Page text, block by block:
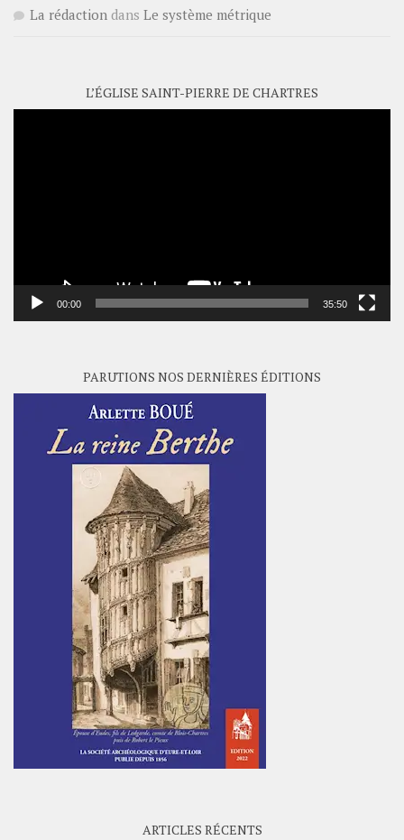
La rédaction dans Le système métrique
L’ÉGLISE SAINT-PIERRE DE CHARTRES
00:00 35:50
PARUTIONS NOS DERNIÈRES ÉDITIONS
ARTICLES RÉCENTS